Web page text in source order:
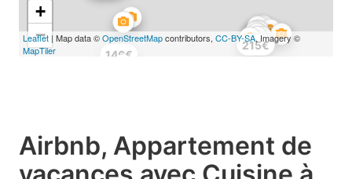
146€
215€
+
−
Leaflet | Map data ©OpenStreetMapcontributors, CC-BY-SA, Imagery ©
MapTiler
Airbnb, Appartement de